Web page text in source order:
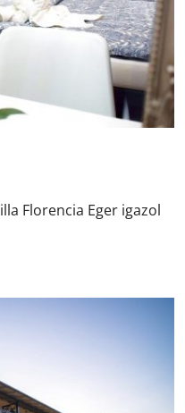
Florencia Eger igazol